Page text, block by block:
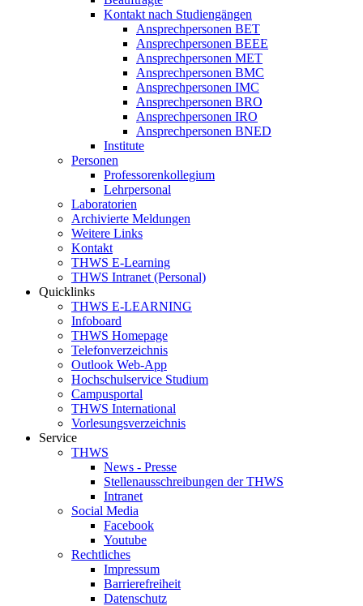
Kontakt nach Studiengängen
Ansprechpersonen BET
Ansprechpersonen BEEE
Ansprechpersonen MET
Ansprechpersonen BMC
Ansprechpersonen IMC
Ansprechpersonen BRO
Ansprechpersonen IRO
Ansprechpersonen BNED
Institute
Personen
Professorenkollegium
Lehrpersonal
Laboratorien
Archivierte Meldungen
Weitere Links
Kontakt
THWS E-Learning
THWS Intranet (Personal)
Quicklinks
THWS E-LEARNING
Infoboard
THWS Homepage
Telefonverzeichnis
Outlook Web-App
Hochschulservice Studium
Campusportal
THWS International
Vorlesungsverzeichnis
Service
THWS
News - Presse
Stellenausschreibungen der THWS
Intranet
Social Media
Facebook
Youtube
Rechtliches
Impressum
Barrierefreiheit
Datenschutz